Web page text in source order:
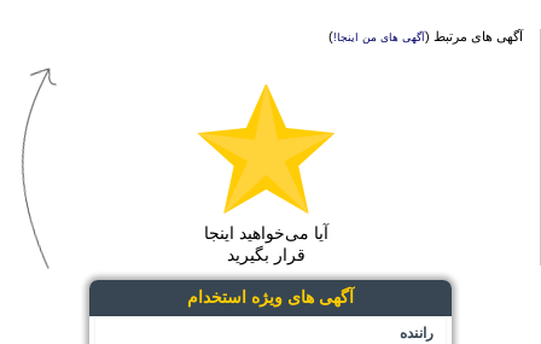
آگهی های مرتبط (آگهی های من اینجا!)
آیا می‌خواهید اینجا
قرار بگیرید
آگهی های ویژه استخدام
راننده